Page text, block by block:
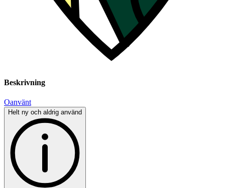
Beskrivning
Oanvänt
Helt ny och aldrig använd